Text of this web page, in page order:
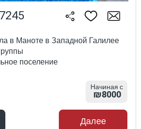
в Маноте в Западной Галилее
поселение
Начиная с
₪8000
Далее